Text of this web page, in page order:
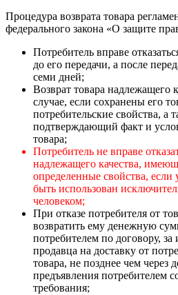
Процедура возврата товара
федерального закона «О защите
Потребитель вправе
до его передачи, а после
семи дней;
Возврат товара надлежащего
случае, если сохранены его
потребительские свойства, а
подтверждающий факт и
товара;
Потребитель не вправе
надлежащего качества,
определенные свойства,
быть использован
человеком;
При отказе потребителя от
возвратить ему денежную
потребителем по договору,
продавца на доставку от
товара, не позднее чем через
предъявления потребителем
требования;